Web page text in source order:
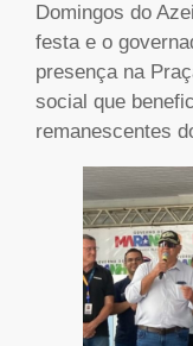
Domingos do
festa e o
presença na
social que
remanescentes